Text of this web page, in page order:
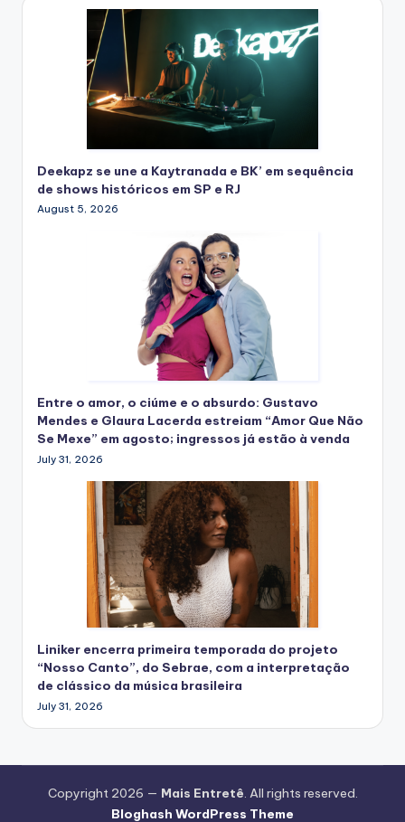
Deekapz se une a Kaytranada e BK’ em sequência
de shows históricos em SP e RJ
August 5, 2026
Entre o amor, o ciúme e o absurdo: Gustavo
Mendes e Glaura Lacerda estreiam “Amor Que Não
Se Mexe” em agosto; ingressos já estão à venda
July 31, 2026
Liniker encerra primeira temporada do projeto
“Nosso Canto”, do Sebrae, com a interpretação
de clássico da música brasileira
July 31, 2026
Copyright 2026 — Mais Entretê. All rights reserved.
Bloghash WordPress Theme